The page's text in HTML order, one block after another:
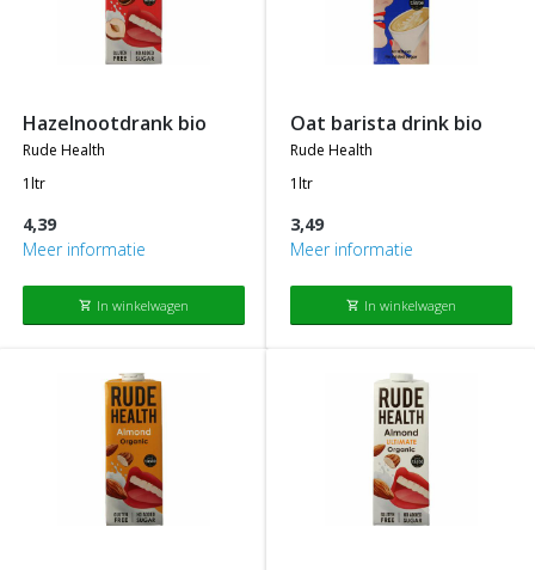
hazelnootdrank bio
rude health
1ltr
4,39
Meer informatie
shopping_cart In winkelwagen
oat barista drink bio
rude health
1ltr
3,49
Meer informatie
shopping_cart In winkelwagen